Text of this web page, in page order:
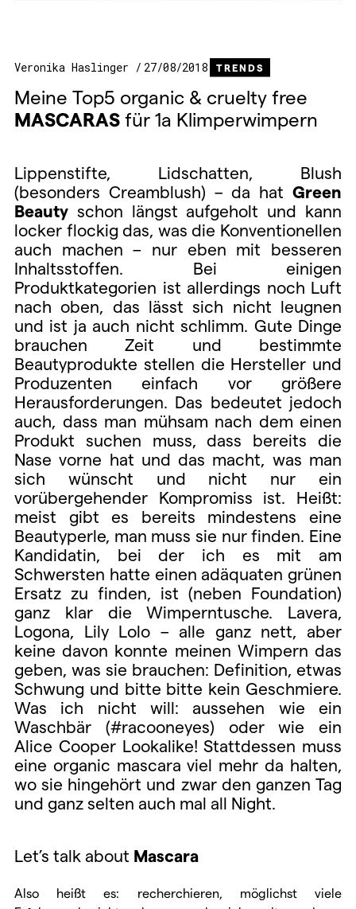
Veronika Haslinger 27/08/2018 TRENDS
Meine Top5 organic & cruelty free
MASCARAS für 1a Klimperwimpern
Lippenstifte, Lidschatten, Blush
(besonders Creamblush) – da hat Green
Beauty schon längst aufgeholt und kann
locker flockig das, was die Konventionellen
auch machen – nur eben mit besseren
Inhaltsstoffen. Bei einigen
Produktkategorien ist allerdings noch Luft
nach oben, das lässt sich nicht leugnen
und ist ja auch nicht schlimm. Gute Dinge
brauchen Zeit und bestimmte
Beautyprodukte stellen die Hersteller und
Produzenten einfach vor größere
Herausforderungen. Das bedeutet jedoch
auch, dass man mühsam nach dem einen
Produkt suchen muss, dass bereits die
Nase vorne hat und das macht, was man
sich wünscht und nicht nur ein
vorübergehender Kompromiss ist. Heißt:
meist gibt es bereits mindestens eine
Beautyperle, man muss sie nur finden. Eine
Kandidatin, bei der ich es mit am
Schwersten hatte einen adäquaten grünen
Ersatz zu finden, ist (neben Foundation)
ganz klar die Wimperntusche. Lavera,
Logona, Lily Lolo – alle ganz nett, aber
keine davon konnte meinen Wimpern das
geben, was sie brauchen: Definition, etwas
Schwung und bitte bitte kein Geschmiere.
Was ich nicht will: aussehen wie ein
Waschbär (#racooneyes) oder wie ein
Alice Cooper Lookalike! Stattdessen muss
eine organic mascara viel mehr da halten,
wo sie hingehört und zwar den ganzen Tag
und ganz selten auch mal all Night.
Let’s talk about Mascara
Also heißt es: recherchieren, möglichst viele